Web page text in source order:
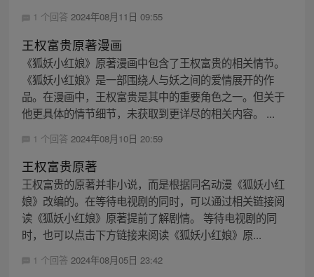
1 个回答 2024年08月11日 09:55
王权富贵原著漫画
《狐妖小红娘》原著漫画中包含了王权富贵的相关情节。
《狐妖小红娘》是一部围绕人与妖之间的爱情展开的作
品。在漫画中，王权富贵是其中的重要角色之一。但关于
他更具体的情节细节，未获取到更详尽的相关内容。 ...
1 个回答 2024年08月10日 20:59
王权富贵原著
王权富贵的原著并非小说，而是根据同名动漫《狐妖小红
娘》改编的。在等待电视剧的同时，可以通过相关链接阅
读《狐妖小红娘》原著提前了解剧情。 等待电视剧的同
时，也可以点击下方链接来阅读《狐妖小红娘》原...
1 个回答 2024年08月05日 23:42